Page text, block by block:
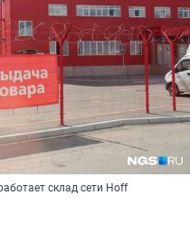
склад сети Hoff